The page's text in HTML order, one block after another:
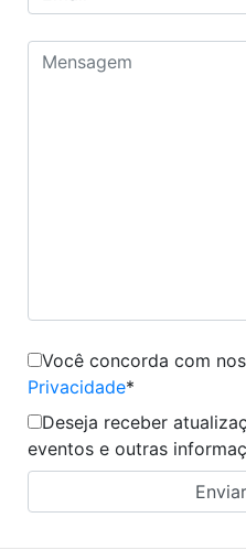
Você concorda com
Privacidade*
Deseja receber
eventos e outras